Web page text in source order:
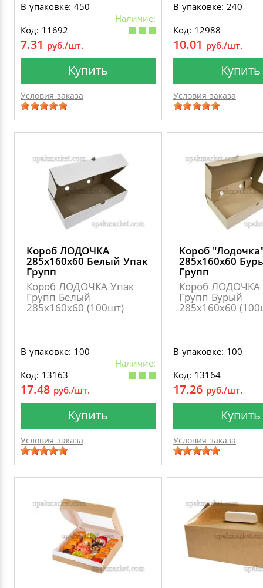
В упаковке: 450
Наличие:
Код: 11692
7.31 руб./шт.
Купить
Условия заказа
В упаковке: 240
Код: 12988
10.01 руб./шт.
Купить
Условия заказа
Короб ЛОДОЧКА
285х160х60 Белый Упак
Групп
Короб ЛОДОЧКА Упак
Групп Белый
285х160х60 (100шт)
В упаковке: 100
Наличие:
Код: 13163
17.48 руб./шт.
Купить
Условия заказа
Короб
285х160х60
Групп
Короб ЛОДОЧКА
Групп Бурый
285х160х60
В упаковке: 100
Код: 13164
17.26 руб./шт.
Купить
Условия заказа